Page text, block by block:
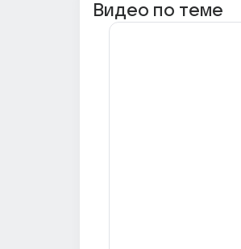
Видео по теме